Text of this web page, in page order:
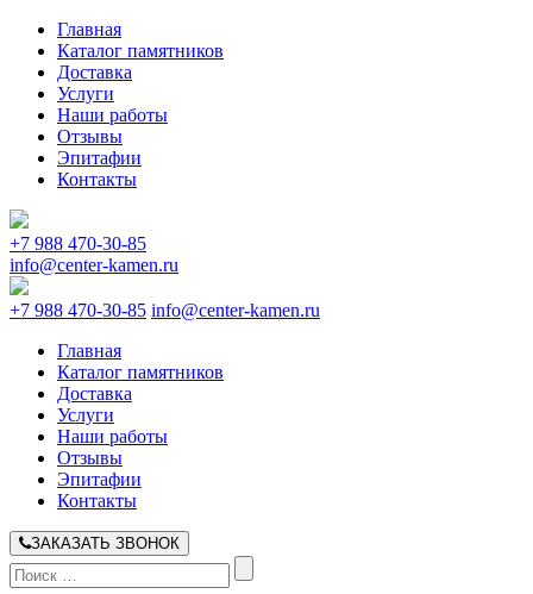
Главная
Каталог памятников
Доставка
Услуги
Наши работы
Отзывы
Эпитафии
Контакты
+7 988 470-30-85
info@center-kamen.ru
+7 988 470-30-85 info@center-kamen.ru
Главная
Каталог памятников
Доставка
Услуги
Наши работы
Отзывы
Эпитафии
Контакты
ЗАКАЗАТЬ ЗВОНОК